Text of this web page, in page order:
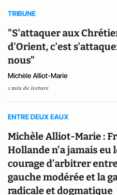
TRIBUNE
"S'attaquer aux
d'Orient, c'est
nous"
Michèle Alliot-Marie
1 min de lecture
ENTRE DEUX EAUX
Michèle Alliot-Marie :
Hollande n’a jamais eu
courage d’arbitrer
gauche modérée et la
radicale et dogmatique